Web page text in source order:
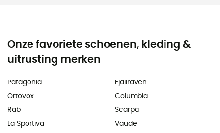
Onze favoriete schoenen, kleding &
uitrusting merken
Patagonia
Ortovox
Rab
La Sportiva
Fjällräven
Columbia
Scarpa
Vaude